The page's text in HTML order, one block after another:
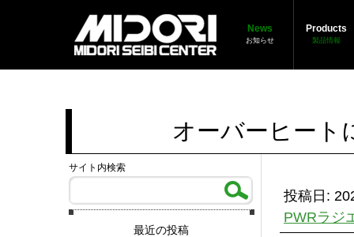
News
お知らせ
Products
製品情報
オーバーヒート
投稿日:
PWRラジ
サイト内検索
最近の投稿